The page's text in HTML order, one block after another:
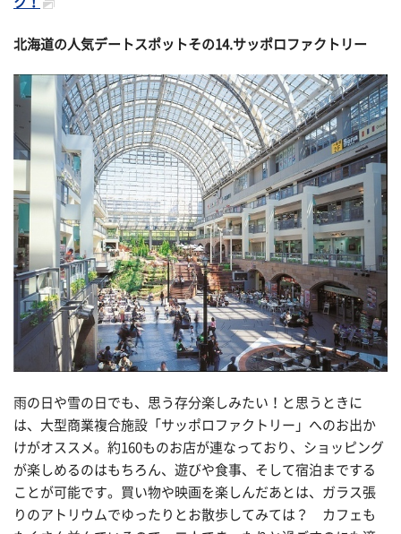
北海道の人気デートスポットその14.サッポロファクトリー
雨の日や雪の日でも、思う存分楽しみたい！と思うときに
は、大型商業複合施設「サッポロファクトリー」へのお出か
けがオススメ。約160ものお店が連なっており、ショッピング
が楽しめるのはもちろん、遊びや食事、そして宿泊までする
ことが可能です。買い物や映画を楽しんだあとは、ガラス張
りのアトリウムでゆったりとお散歩してみては？ カフェも